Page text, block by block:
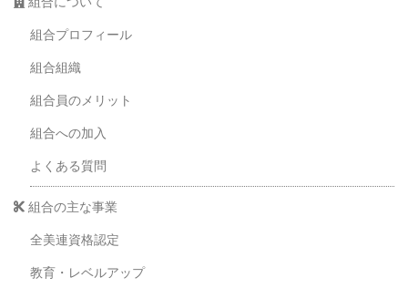
組合プロフィール
組合組織
組合員のメリット
組合への加入
よくある質問
組合の主な事業
全美連資格認定
教育・レベルアップ